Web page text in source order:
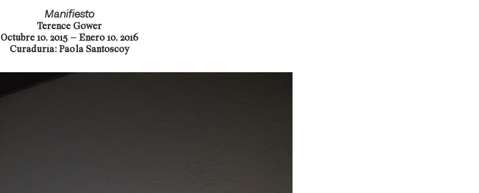
Manifiesto
Terence Gower
Octubre 10, 2015 – Enero 10, 2016
Curaduría: Paola Santoscoy